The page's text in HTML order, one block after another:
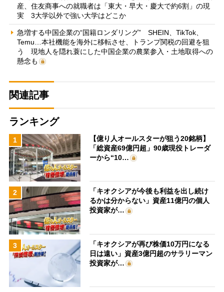
産、住友商事への就職者は「東大・早大・慶大で約6割」の現
実 3大学以外で強い大学はどこか
急増する中国企業の“国籍ロンダリング” SHEIN、TikTok、
Temu…本社機能を海外に移転させ、トランプ関税の回避を狙
う 現地人を隠れ蓑にした中国企業の農業参入・土地取得への
懸念も
関連記事
ランキング
1
【億り人オールスターが狙う20銘柄】
「総資産69億円超」90歳現役トレーダ
ーから“10…
2
「キオクシアが今後も利益を出し続け
るかは分からない」資産11億円の個人
投資家が…
3
「キオクシアが再び株価10万円になる
日は遠い」資産3億円超のサラリーマン
投資家が…